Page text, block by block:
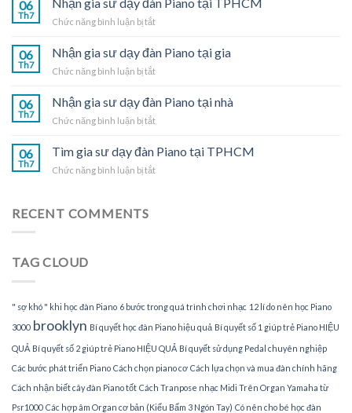
dạy
đàn
tại
06
Th7
Chức năng bình luận bị tắtở
gia
sư
dạy
Piano
TPHCM
06
Th7
Nhận gia sư dạy đàn Piano tại gia
Chức năng bình luận bị tắtở
gia
sư
dạy
Piano
gia
06
Th7
Nhận gia sư dạy đàn Piano tại nhà
Chức năng bình luận bị tắtở
gia
sư
dạy
06
Th7
Tìm gia sư dạy đàn Piano tại TPHCM
Chức năng bình luận bị tắtở
RECENT COMMENTS
TAG CLOUD
" sợ khó " khi học đàn Piano 6 bước trong quá trình chơi nhạc 12 lí do nên học Piano
3000 brooklyn Bí quyết học đàn Piano hiệu quả Bí quyết số 1 giúp trẻ Piano HIỆU
QUẢ Bí quyết số 2 giúp trẻ Piano HIỆU QUẢ Bí quyết sử dụng Pedal chuyên nghiệp
Các bước phát triển Piano Cách chọn piano cơ Cách lựa chọn và mua đàn chính hãng
Cách nhận biết cây đàn Piano tốt Cách Tranpose nhạc Midi Trên Organ Yamaha từ
Psr1000 Các hợp âm Organ cơ bản (Kiểu Bấm 3 Ngón Tay) Có nên cho bé học đàn